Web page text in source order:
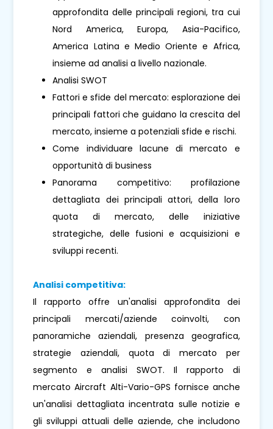
approfondita delle principali regioni, tra cui
Nord America, Europa, Asia-Pacifico,
America Latina e Medio Oriente e Africa,
insieme ad analisi a livello nazionale.
Analisi SWOT
Fattori e sfide del mercato: esplorazione dei
principali fattori che guidano la crescita del
mercato, insieme a potenziali sfide e rischi.
Come individuare lacune di mercato e
opportunità di business
Panorama competitivo: profilazione
dettagliata dei principali attori, della loro
quota di mercato, delle iniziative
strategiche, delle fusioni e acquisizioni e
sviluppi recenti.
Analisi competitiva:
Il rapporto offre un'analisi approfondita dei
principali mercati/aziende coinvolti, con
panoramiche aziendali, presenza geografica,
strategie aziendali, quota di mercato per
segmento e analisi SWOT. Il rapporto di
mercato Aircraft Alti-Vario-GPS fornisce anche
un'analisi dettagliata incentrata sulle notizie e
gli sviluppi attuali delle aziende, che includono